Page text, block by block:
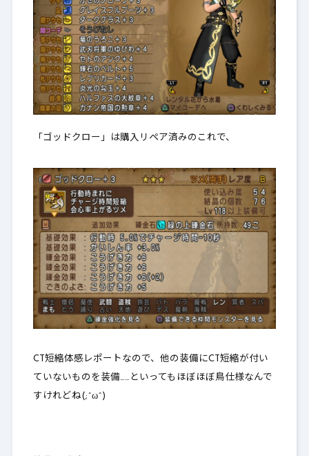
「ゴッドクロー」は購入リペア済みのこれで、
CT短縮体感レポートなので、他の装備にCT短縮が付い
ていないものを装備……といってもほぼほぼ鳥仕様なんで
すけれどね(;^ω^)